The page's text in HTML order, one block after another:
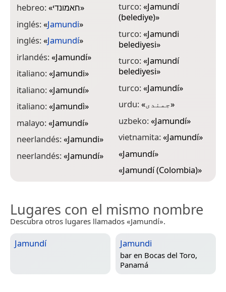
hebreo:«חאמונדי»
inglés:«Jamundi»
inglés:«Jamundí»
irlandés:«Jamundí»
italiano:«Jamundi»
italiano:«Jamundí»
italiano:«Jamundì»
malayo:«Jamundí»
neerlandés:«Jamundi»
neerlandés:«Jamundí»
turco:«Jamundí
(belediye)»
turco:«Jamundi
belediyesi»
turco:«Jamundí
belediyesi»
turco:«Jamundí»
urdu:«جمندی»
uzbeko:«Jamundí»
vietnamita:«Jamundí»
«Jamundí»
«Jamundí (Colombia)»
Lugares con el mismo nombre
Descubra otros lugares llamados «Jamundí».
Jamundí Jamundi
bar en Bocas del Toro,
Panamá